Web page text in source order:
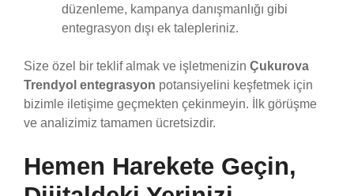
düzenleme, kampanya danışmanlığı gibi
entegrasyon dışı ek talepleriniz.
Size özel bir teklif almak ve işletmenizin Çukurova
Trendyol entegrasyon potansiyelini keşfetmek için
bizimle iletişime geçmekten çekinmeyin. İlk görüşme
ve analizimiz tamamen ücretsizdir.
Hemen Harekete Geçin,